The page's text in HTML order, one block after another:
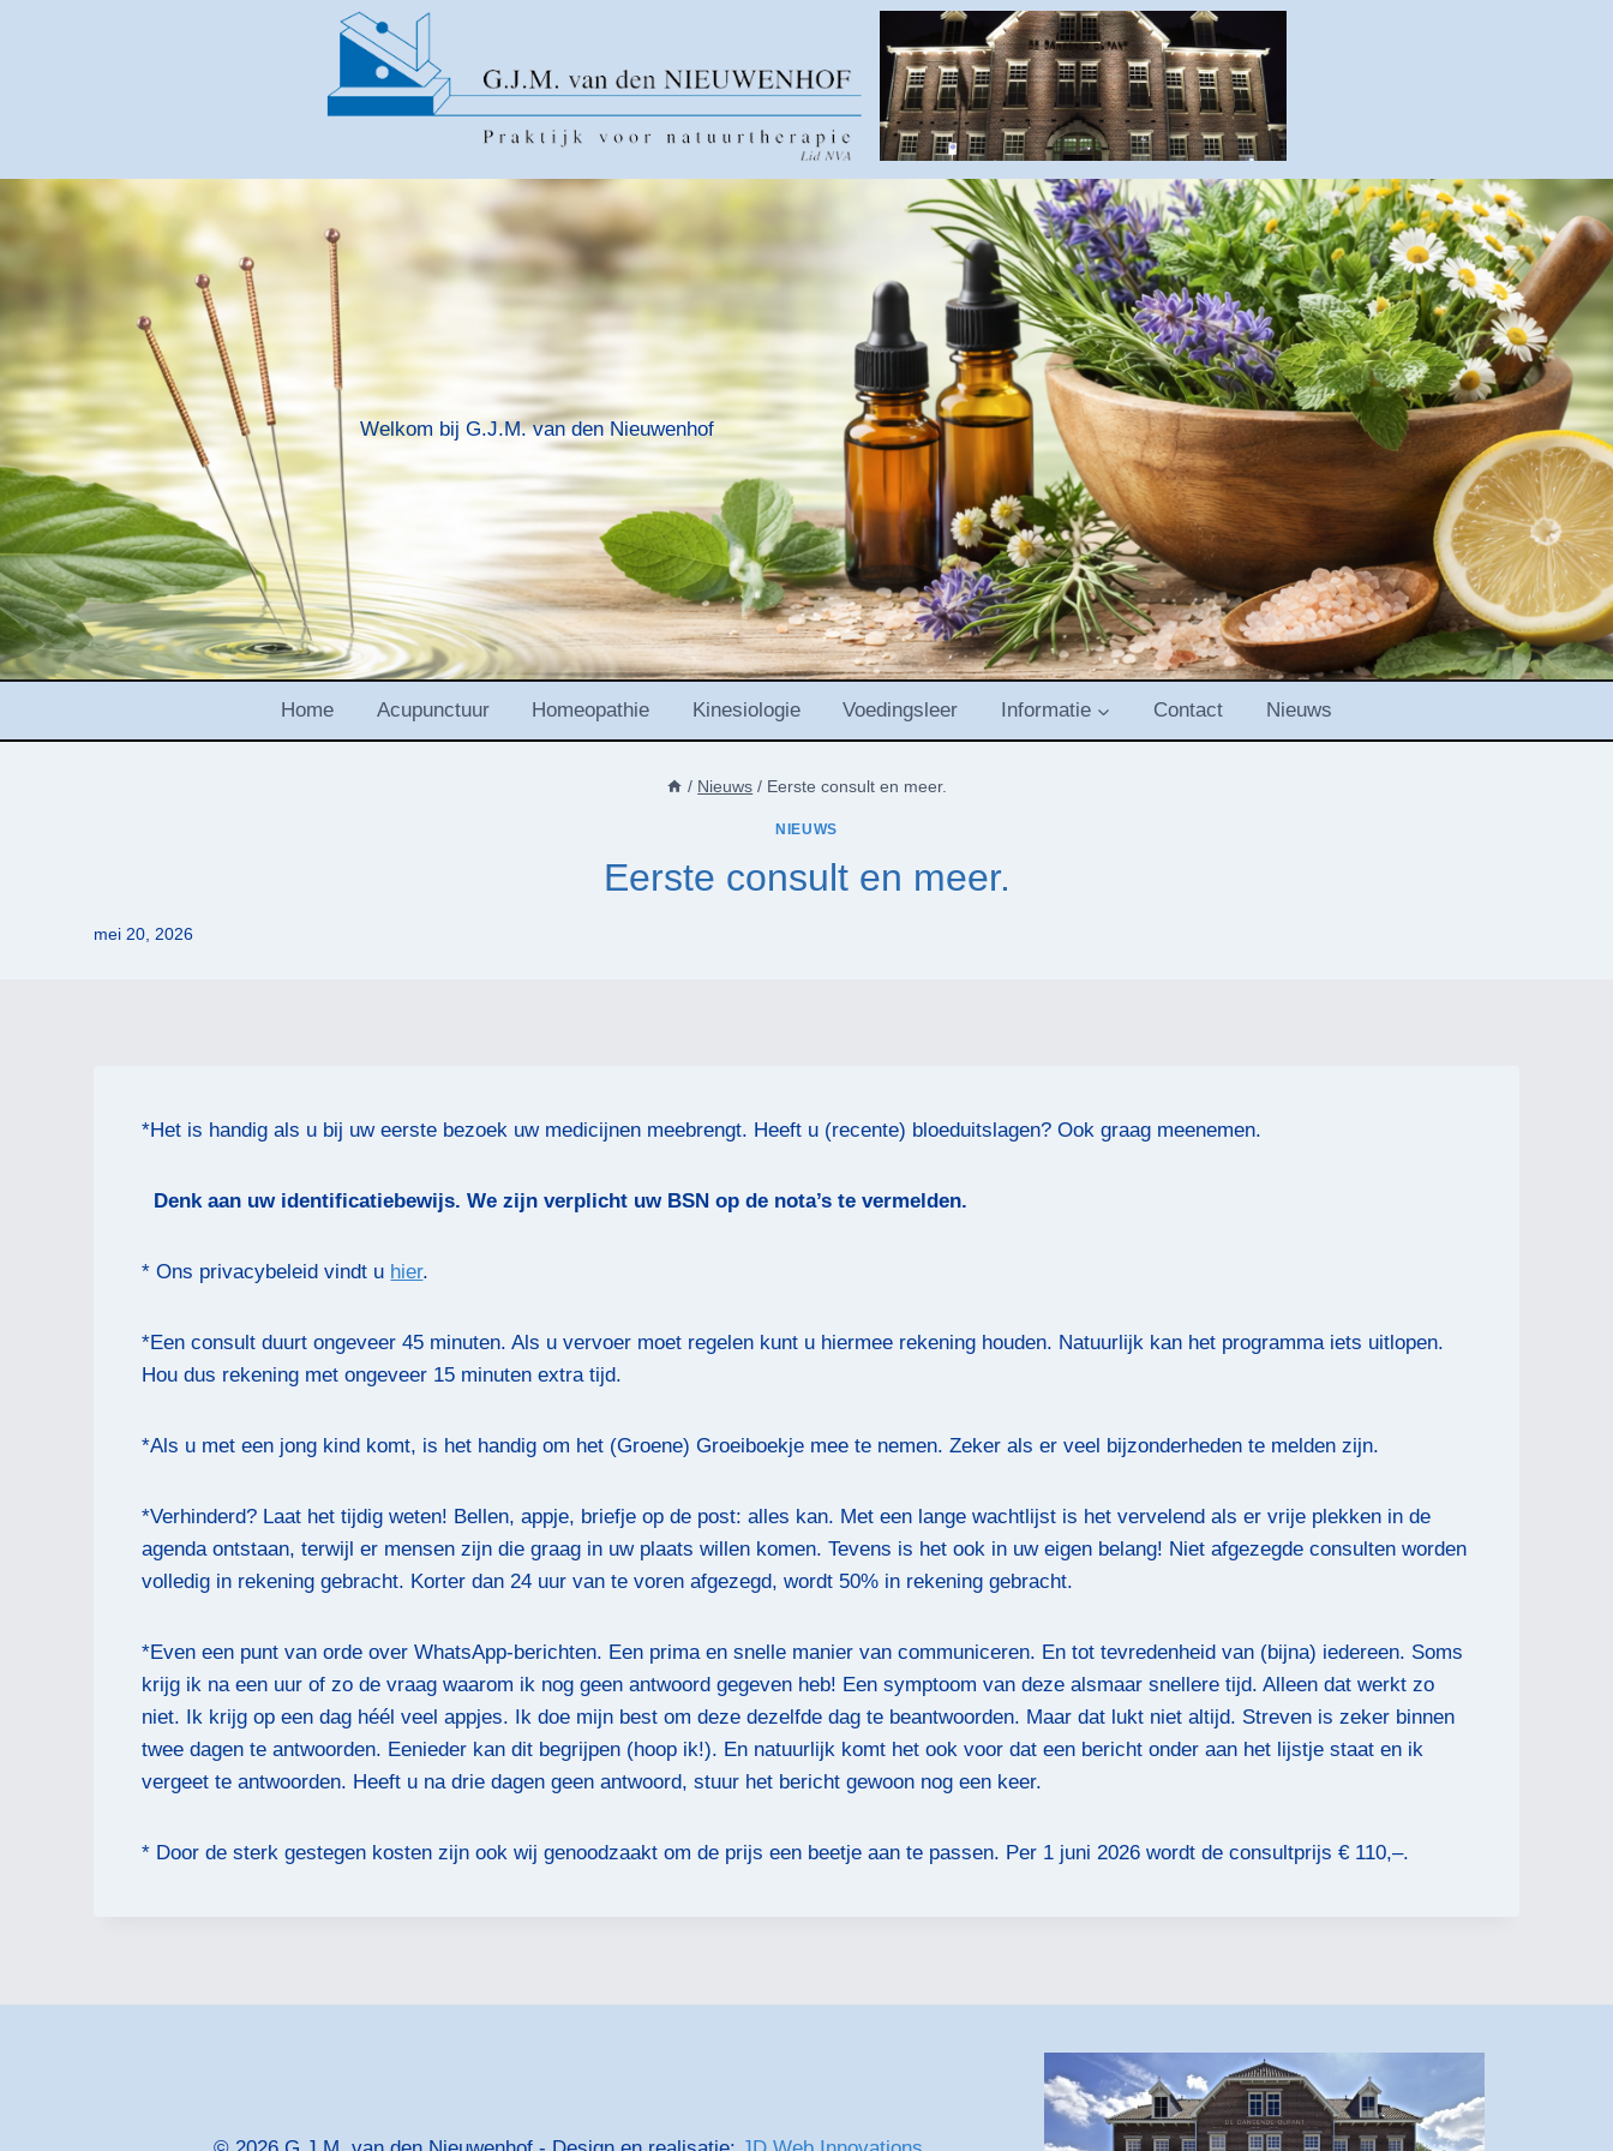
Welkom bij G.J.M. van den Nieuwenhof
Home Acupunctuur Homeopathie Kinesiologie Voedingsleer Informatie Contact Nieuws
/ Nieuws / Eerste consult en meer.
NIEUWS
Eerste consult en meer.
mei 20, 2026
*Het is handig als u bij uw eerste bezoek uw medicijnen meebrengt. Heeft u (recente) bloeduitslagen? Ook graag meenemen.
Denk aan uw identificatiebewijs. We zijn verplicht uw BSN op de nota’s te vermelden.
* Ons privacybeleid vindt u hier.
*Een consult duurt ongeveer 45 minuten. Als u vervoer moet regelen kunt u hiermee rekening houden. Natuurlijk kan het programma iets uitlopen.
Hou dus rekening met ongeveer 15 minuten extra tijd.
*Als u met een jong kind komt, is het handig om het (Groene) Groeiboekje mee te nemen. Zeker als er veel bijzonderheden te melden zijn.
*Verhinderd? Laat het tijdig weten! Bellen, appje, briefje op de post: alles kan. Met een lange wachtlijst is het vervelend als er vrije plekken in de
agenda ontstaan, terwijl er mensen zijn die graag in uw plaats willen komen. Tevens is het ook in uw eigen belang! Niet afgezegde consulten worden
volledig in rekening gebracht. Korter dan 24 uur van te voren afgezegd, wordt 50% in rekening gebracht.
*Even een punt van orde over WhatsApp-berichten. Een prima en snelle manier van communiceren. En tot tevredenheid van (bijna) iedereen. Soms
krijg ik na een uur of zo de vraag waarom ik nog geen antwoord gegeven heb! Een symptoom van deze alsmaar snellere tijd. Alleen dat werkt zo
niet. Ik krijg op een dag héél veel appjes. Ik doe mijn best om deze dezelfde dag te beantwoorden. Maar dat lukt niet altijd. Streven is zeker binnen
twee dagen te antwoorden. Eenieder kan dit begrijpen (hoop ik!). En natuurlijk komt het ook voor dat een bericht onder aan het lijstje staat en ik
vergeet te antwoorden. Heeft u na drie dagen geen antwoord, stuur het bericht gewoon nog een keer.
* Door de sterk gestegen kosten zijn ook wij genoodzaakt om de prijs een beetje aan te passen. Per 1 juni 2026 wordt de consultprijs € 110,–.